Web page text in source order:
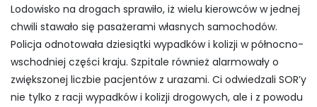
Lodowisko na drogach sprawiło, iż wielu kierowców w jednej
chwili stawało się pasażerami własnych samochodów.
Policja odnotowała dziesiątki wypadków i kolizji w północno-
wschodniej części kraju. Szpitale również alarmowały o
zwiększonej liczbie pacjentów z urazami. Ci odwiedzali SOR’y
nie tylko z racji wypadków i kolizji drogowych, ale i z powodu